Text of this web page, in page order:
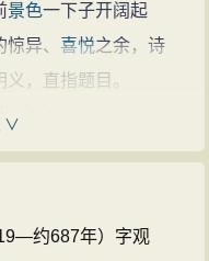
景色一下子开阔起
惊异、喜悦之余，诗
义，直指题目。
”意为：天
叶，那飘扬的雪花恰
∨
约687年）字观